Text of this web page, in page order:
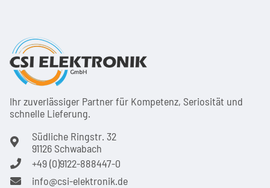
Ihr zuver­läs­siger Partner für Kom­pe­tenz, Seri­osi­tät und
schnel­le Lie­ferung.
Südliche Ringstr. 32
91126 Schwabach
+49 (0)9122-888447-0
info@csi-elektronik.de